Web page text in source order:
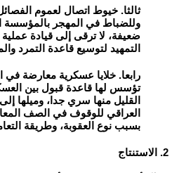
ثالثا. خيوط اتصال لعموم
وللضباط في المهجر بالمؤسسة
ضعيفة، لا ترقى إلى قيادة
التمهيد لتوسيع قاعدة التمرد
رابعا. خلايا عسكرية معارضة في
تؤسس لها قاعدة قبول بين
القليل منها سري جدا، وميلها
العراقي للوقوف في الصف
بسبب نوع العقوبة، وطريقة
2. الاستنتاج